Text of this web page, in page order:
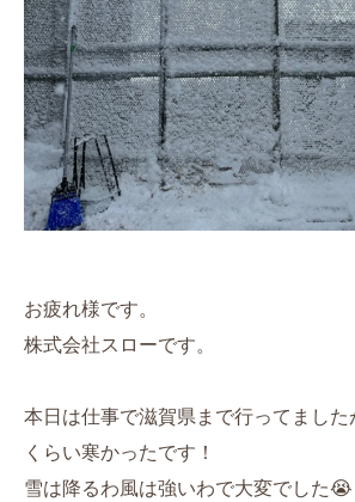
お疲れ様です。
株式会社スローです。
本日は仕事で滋賀県まで行ってまし
くらい寒かったです！
雪は降るわ風は強いわで大変でした😭